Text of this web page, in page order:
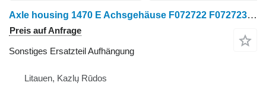
Axle housing 1470 E Achsgehäuse F072722 F072723 sonstiges Ersatzteil Aufhängung für John Deere 1470 E Harvester
Preis auf Anfrage
Sonstiges Ersatzteil Aufhängung
Litauen, Kazlų Rūdos